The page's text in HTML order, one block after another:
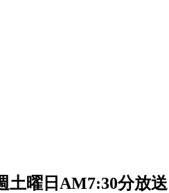
曜日AM7:30分放